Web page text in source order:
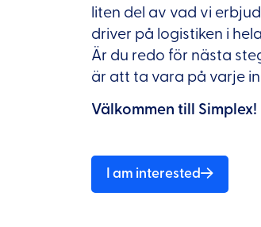
liten del av vad vi
driver på logistiken i
Är du redo för nästa
är att ta vara på varje
Välkommen till Simplex!
I am interested